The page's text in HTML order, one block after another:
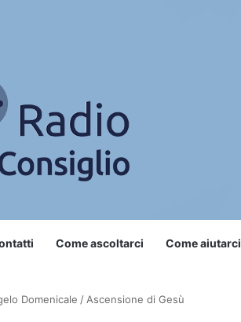
Come ascoltarci Come aiutarci
Domenicale / Ascensione di Gesù